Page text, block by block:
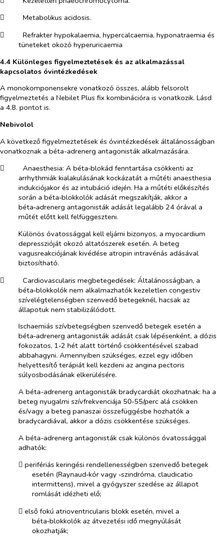
​
Metabolikus acidosis.
​
Refrakter hypokalaemia, hypercalcaemia, hyponatraemia és
tüneteket okozó hyperuricaemia
4.4 Különleges figyelmeztetések és az alkalmazással
kapcsolatos óvintézkedések
A monokomponensekre vonatkozó összes, alább felsorolt
figyelmeztetés a Nebilet Plus fix kombinációra is vonatkozik. Lásd
a 4.8. pontot is.
Nebivolol
A következő figyelmeztetések és óvintézkedések általánosságban
vonatkoznak a béta-adrenerg antagonisták alkalmazására.
​
Anaesthesia: A béta‑blokád fenntartása csökkenti az
arrhythmiák kialakulásának kockázatát a műtéti anaesthesia
indukciójakor és az intubáció idején. Ha a műtéti előkészítés
során a béta‑blokkolók adását megszakítják, akkor a
béta‑adrenerg antagonisták adását legalább 24 órával a
műtét előtt kell felfüggeszteni.
Különös óvatossággal kell eljárni bizonyos, a myocardium
depresszióját okozó altatószerek esetén. A beteg
vagusreakciójának kivédése atropin intravénás adásával
biztosítható.
​
Cardiovascularis megbetegedések: Általánosságban, a
béta‑blokkolók nem alkalmazhatók kezeletlen congestiv
szívelégtelenségben szenvedő betegeknél, hacsak az
állapotuk nem stabilizálódott.
Ischaemiás szívbetegségben szenvedő betegek esetén a
béta‑adrenerg antagonisták adását csak lépésenként, a dózis
fokozatos, 1‑2 hét alatt történő csökkentésével szabad
abbahagyni. Amennyiben szükséges, ezzel egy időben
helyettesítő terápiát kell kezdeni az angina pectoris
súlyosbodásának elkerülésére.
A béta-adrenerg antagonisták bradycardiát okozhatnak: ha a
beteg nyugalmi szívfrekvenciája 50‑55/perc alá csökken
és/vagy a beteg panaszai összefüggésbe hozhatók a
bradycardiával, akkor a dózis csökkentése szükséges.
A béta-adrenerg antagonisták csak különös óvatossággal
adhatók:
​ perifériás keringési rendellenességben szenvedő betegek
esetén (Raynaud‑kór vagy ‑szindróma, claudicatio
intermittens), mivel a gyógyszer szedése az állapot
romlását idézheti elő;
​ első fokú atrioventricularis blokk esetén, mivel a
béta‑blokkolók az átvezetési idő megnyúlását
okozhatják;